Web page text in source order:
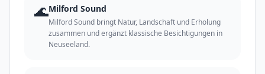
🌊Milford Sound
Milford Sound bringt Natur, Landschaft und Erholung
zusammen und ergänzt klassische Besichtigungen in
Neuseeland.